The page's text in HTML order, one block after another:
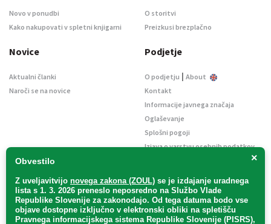
×
Obvestilo
Z uveljavitvijo novega zakona (ZOUL) se je izdajanje uradnega
lista s 1. 3. 2026 preneslo neposredno na Službo Vlade
Republike Slovenije za zakonodajo. Od tega datuma bodo vse
objave dostopne izključno v elektronski obliki na spletišču
Pravnega informacijskega sistema Republike Slovenije (PISRS),
Novo v ponudbi
Kako nakupovati v spletni knjigarni
O storitvi
Preizkusi brezplačno
Novice
Aktualni članki
Naroči se na novice
Podjetje
O podjetju | About
Kontakt
Informacije javnega značaja
Oglaševanje
Splošni pogoji
Izjava o varstvu osebnih podatkov